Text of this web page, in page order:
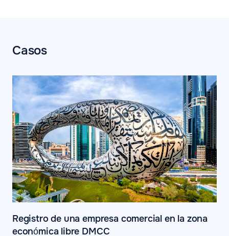
Casos
Registro de una empresa comercial en la zona
económica libre DMCC